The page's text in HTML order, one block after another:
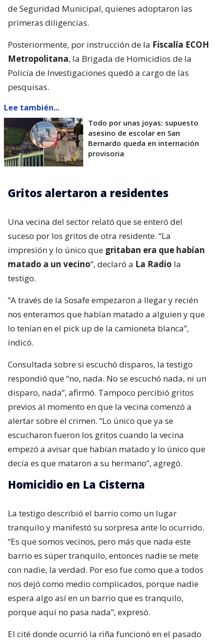
de Seguridad Municipal, quienes adoptaron las
primeras diligencias.
Posteriormente, por instrucción de la Fiscalía ECOH
Metropolitana, la Brigada de Homicidios de la
Policía de Investigaciones quedó a cargo de las
pesquisas.
Lee también...
Todo por unas joyas: supuesto
asesino de escolar en San
Bernardo queda en internación
provisoria
Gritos alertaron a residentes
Una vecina del sector relató que se enteró del
suceso por los gritos de otra residente. “La
impresión y lo único que gritaban era que habían
matado a un vecino”, declaró a La Radio la
testigo.
“A través de la Sosafe empezaron a llegar y recién
nos enteramos que habían matado a alguien y que
lo tenían en el pick up de la camioneta blanca”,
indicó.
Consultada sobre si escuchó disparos, la testigo
respondió que “no, nada. No se escuchó nada, ni un
disparo, nada”, afirmó. Tampoco percibió gritos
previos al momento en que la vecina comenzó a
alertar sobre el crimen. “Lo único que ya se
escucharon fueron los gritos cuando la vecina
empezó a avisar que habían matado y lo único que
decía es que mataron a su hermano”, agregó.
Homicidio en La Cisterna
La testigo describió el barrio como un lugar
tranquilo y manifestó su sorpresa ante lo ocurrido.
“Es que somos vecinos, pero más que nada este
barrio es súper tranquilo, entonces nadie se mete
con nadie, la verdad. Por eso fue como que a todos
nos dejó como medio complicados, porque nadie
espera algo así en un barrio que es tranquilo,
porque aquí no pasa nada”, expresó.
El cité donde ocurrió la riña funcionó en el pasado